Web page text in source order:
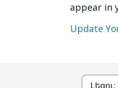
appear in
Update
Լեզու: